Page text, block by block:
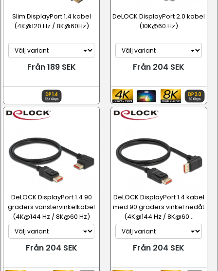
Slim DisplayPort 1.4 kabel
(4K@120 Hz / 8K@60Hz)
Från 189 SEK
DeLOCK DisplayPort 2.0 kabel
(10K@60 Hz)
Från 204 SEK
DeLOCK DisplayPort 1.4 90
graders vänstervinkelkabel
(4K@144 Hz / 8K@60 Hz)
Från 204 SEK
DeLOCK DisplayPort 1.4 kabel
med 90 graders vinkel nedåt
(4K@144 Hz / 8K@60...
Från 204 SEK